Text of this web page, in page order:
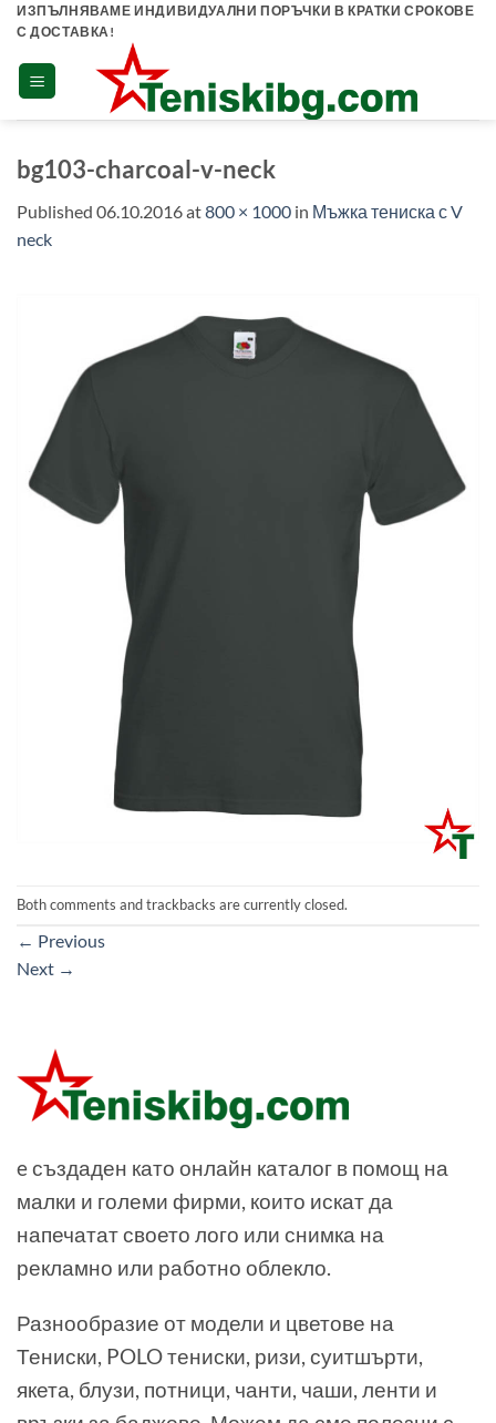
Skip
content
ИЗПЪЛНЯВАМЕ ИНДИВИДУАЛНИ ПОРЪЧКИ В КРАТКИ СРОКОВЕ
С ДОСТАВКА!
bg103-charcoal-v-neck
Published 06.10.2016at800 × 1000 in Мъжка тениска с V
neck
Both comments and trackbacks are currently closed.
← Previous
Next →
e създаден като онлайн каталог в помощ на
малки и големи фирми, които искат да
напечатат своето лого или снимка на
рекламно или работно облекло.
Разнообразие от модели и цветове на
Тениски, POLO тениски, ризи, суитшърти,
якета, блузи, потници, чанти, чаши, ленти и